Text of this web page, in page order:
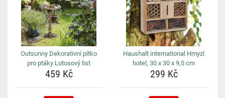
Outsunny Dekorativní pítko
pro ptáky Lotosový list
459 Kč
Haushalt international Hmyzí
hotel, 30 x 30 x 9,5 cm
299 Kč